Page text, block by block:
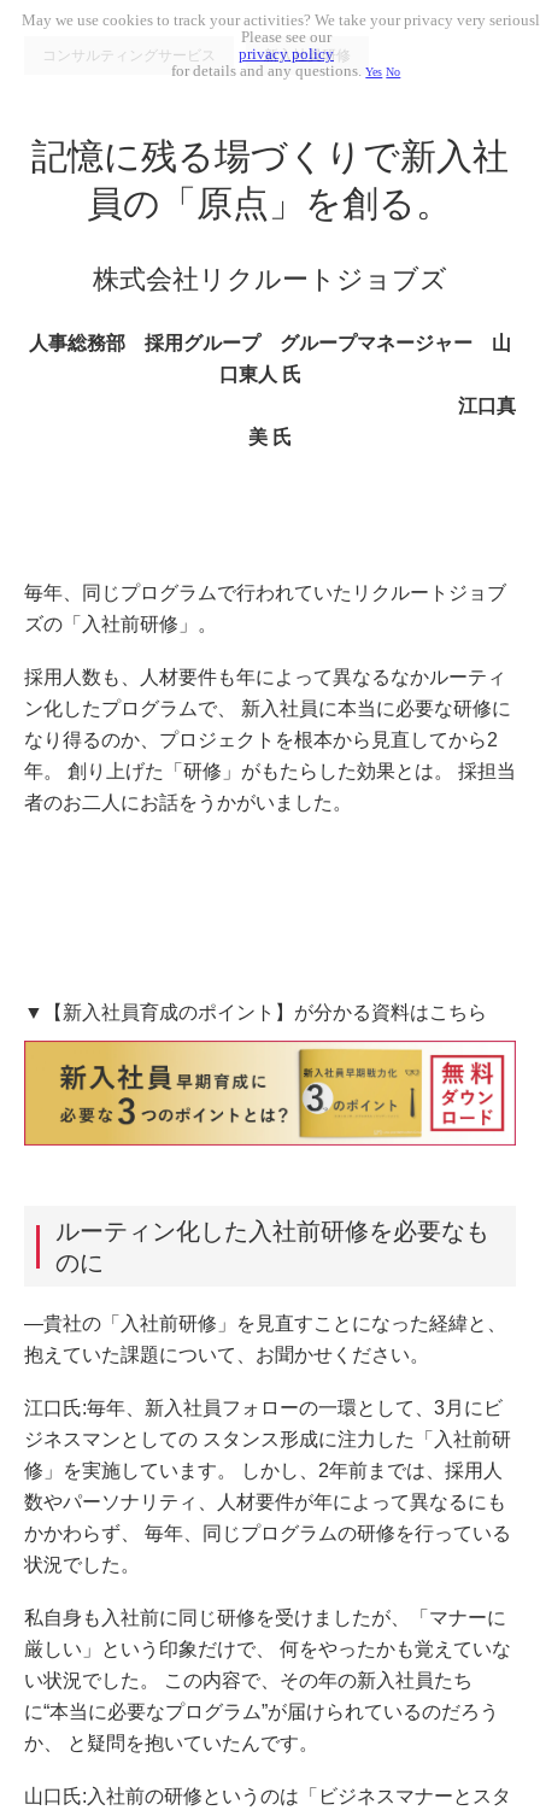
コンサルティングサービス 新入社員研修
記憶に残る場づくりで新入社
員の「原点」を創る。
株式会社リクルートジョブズ
人事総務部 採用グループ グループマネージャー 山
口東人 氏
江口真
美 氏
毎年、同じプログラムで行われていたリクルートジョブ
ズの「入社前研修」。
採用人数も、人材要件も年によって異なるなかルーティ
ン化したプログラムで、 新入社員に本当に必要な研修に
なり得るのか、プロジェクトを根本から見直してから2
年。 創り上げた「研修」がもたらした効果とは。 採担当
者のお二人にお話をうかがいました。
▼【新入社員育成のポイント】が分かる資料はこちら
ルーティン化した入社前研修を必要なも
のに
―貴社の「入社前研修」を見直すことになった経緯と、
抱えていた課題について、お聞かせください。
江口氏:毎年、新入社員フォローの一環として、3月にビ
ジネスマンとしての スタンス形成に注力した「入社前研
修」を実施しています。 しかし、2年前までは、採用人
数やパーソナリティ、人材要件が年によって異なるにも
かかわらず、 毎年、同じプログラムの研修を行っている
状況でした。
私自身も入社前に同じ研修を受けましたが、「マナーに
厳しい」という印象だけで、 何をやったかも覚えていな
い状況でした。 この内容で、その年の新入社員たち
に“本当に必要なプログラム”が届けられているのだろう
か、 と疑問を抱いていたんです。
山口氏:入社前の研修というのは「ビジネスマナーとスタ
May we use cookies to track your activities? We take your privacy very
Please see our
privacy policy
for details and any questions.Yes No